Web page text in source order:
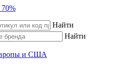
Найти
Найти
и США